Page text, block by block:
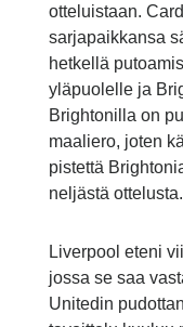
otteluistaan.
sarjapaikkansa
hetkellä
yläpuolelle ja
Brightonilla on
maaliero, joten
pistettä
neljästä ottelusta.
Liverpool eteni
jossa se saa
Unitedin